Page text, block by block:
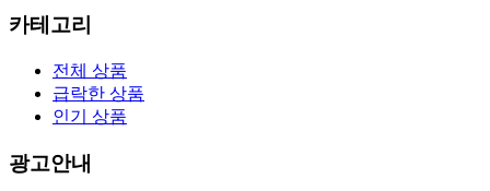
카테고리
전체 상품
급락한 상품
인기 상품
광고안내